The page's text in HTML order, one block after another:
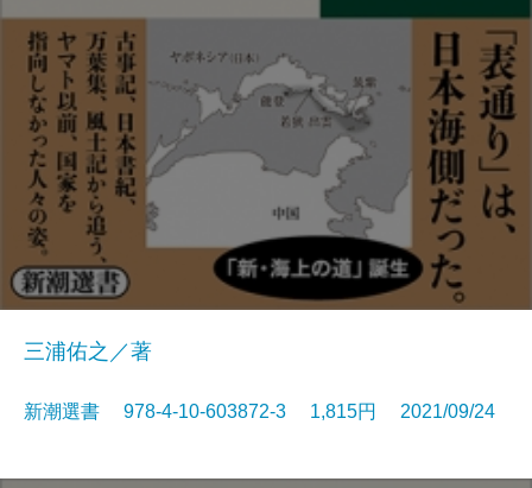
三浦佑之／著
新潮選書 978-4-10-603872-3 1,815円 2021/09/24